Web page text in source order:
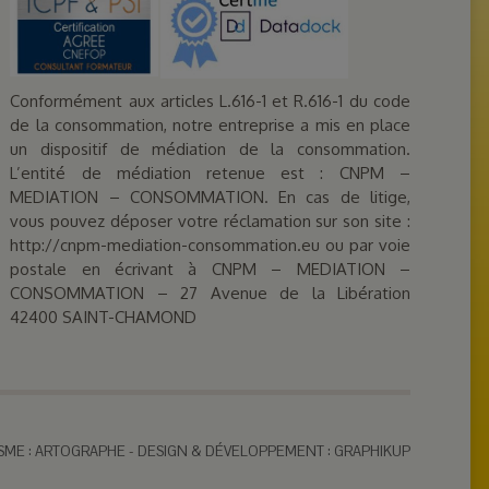
Conformément aux articles L.616-1 et R.616-1 du code
de la consommation, notre entreprise a mis en place
un dispositif de médiation de la consommation.
L’entité de médiation retenue est : CNPM –
MEDIATION – CONSOMMATION. En cas de litige,
vous pouvez déposer votre réclamation sur son site :
http://cnpm-mediation-consommation.eu ou par voie
postale en écrivant à CNPM – MEDIATION –
CONSOMMATION – 27 Avenue de la Libération
42400 SAINT-CHAMOND
: ARTOGRAPHE - DESIGN & DÉVELOPPEMENT : GRAPHIKUP